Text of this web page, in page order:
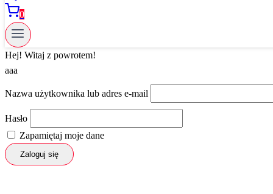
0
Hej! Witaj z powrotem!
aaa
Nazwa użytkownika lub adres e-mail
Hasło
Zapamiętaj moje dane
Zaloguj się